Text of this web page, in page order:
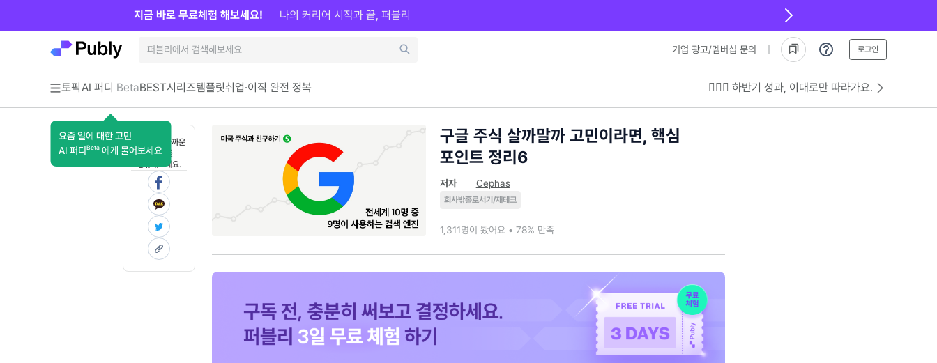
기업 광고/멤버십 문의 로그인
토픽AI 퍼디 Beta
요즘 일에 대한 고민
AI 퍼디 Beta 에게 물어보세요
BEST시리즈템플릿취업·이직 완전 정복 💁🏻‍♂️ 하반기 성과, 이대로만 따라가요.
지금 바로 무료체험 해보세요! 나의 커리어 시작과 끝, 퍼블리
혼자 보기 아까운
콘텐츠를
공유해보세요.
구글 주식 살까말까 고민이라면, 핵심
포인트 정리6
저자 Cephas
회사밖홀로서기/재테크
1,311명이 봤어요 • 78% 만족